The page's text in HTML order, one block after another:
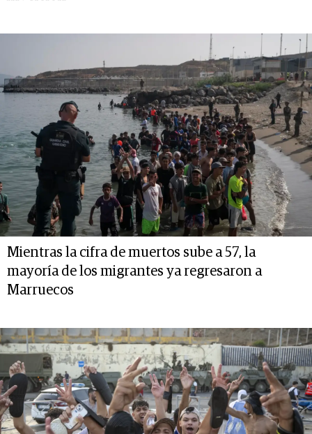
Mientras la cifra de muertos sube a 57, la
mayoría de los migrantes ya regresaron a
Marruecos